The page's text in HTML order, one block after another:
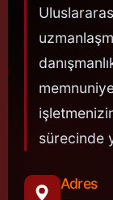
sürecinde
Adres